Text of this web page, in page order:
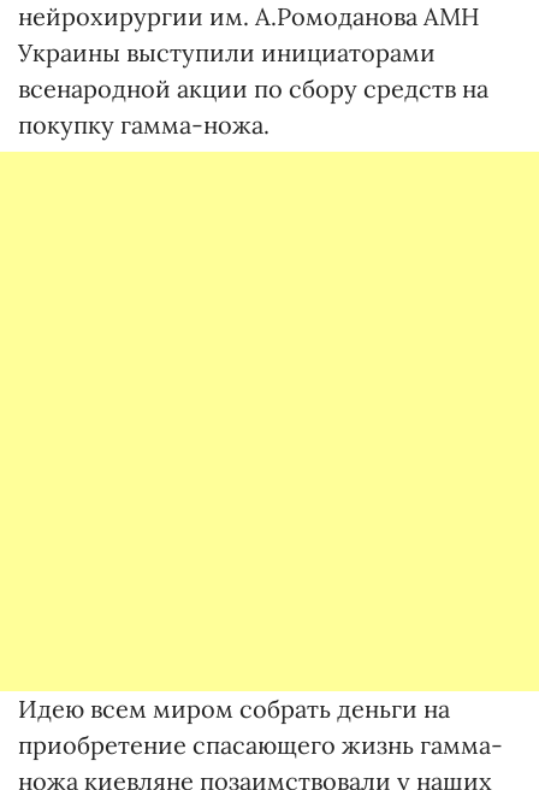
нейрохирургии им. А.Ромоданова АМН
Украины выступили инициаторами
всенародной акции по сбору средств на
покупку гамма-ножа.
Идею всем миром собрать деньги на
приобретение спасающего жизнь гамма-
ножа киевляне позаимствовали у наших